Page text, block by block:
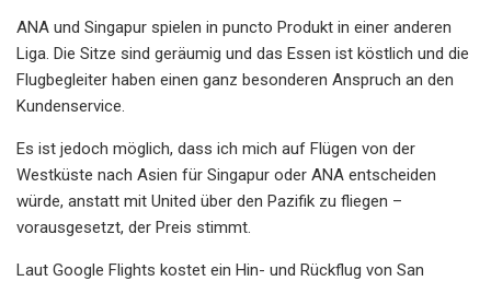
ANA und Singapur spielen in puncto Produkt in einer anderen
Liga. Die Sitze sind geräumig und das Essen ist köstlich und die
Flugbegleiter haben einen ganz besonderen Anspruch an den
Kundenservice.
Es ist jedoch möglich, dass ich mich auf Flügen von der
Westküste nach Asien für Singapur oder ANA entscheiden
würde, anstatt mit United über den Pazifik zu fliegen –
vorausgesetzt, der Preis stimmt.
Laut Google Flights kostet ein Hin- und Rückflug von San